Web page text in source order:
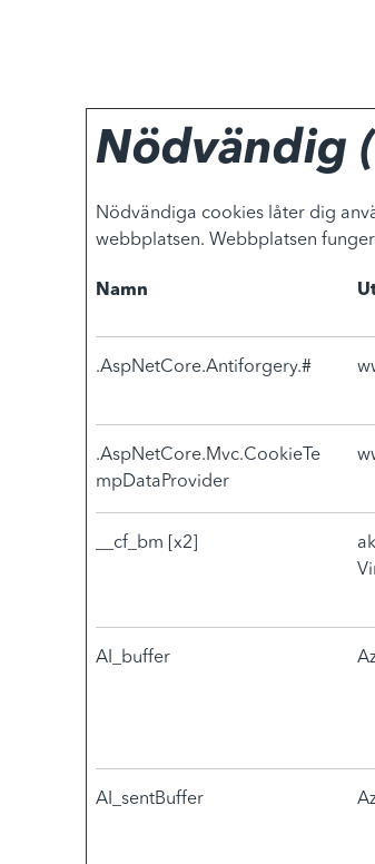
Nödvändig
Nödvändiga cookies låter dig
webbplatsen. Webbplatsen
Namn
.AspNetCore.Antiforgery.#
.AspNetCore.Mvc.CookieTe
mpDataProvider
__cf_bm [x2]
AI_buffer
AI_sentBuffer